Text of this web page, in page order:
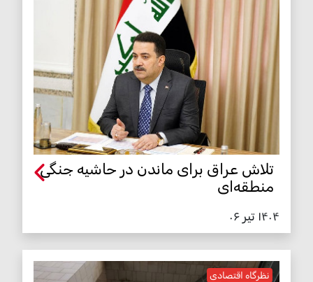
تلاش عراق برای ماندن در حاشیه جنگی
منطقه‌ای
۱۴۰۴ تیر ۰۶
نظرگاه اقتصادی